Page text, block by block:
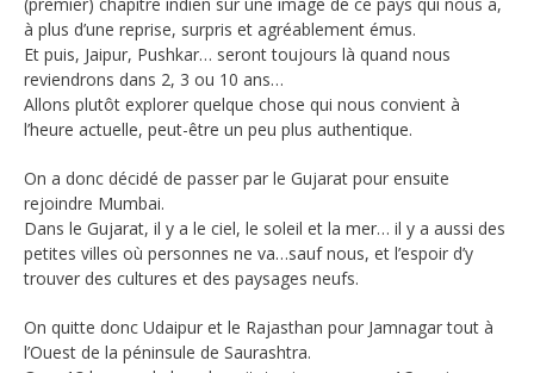
à plus d’une reprise, surpris et agréablement émus.
Et puis, Jaipur, Pushkar… seront toujours là quand nous
reviendrons dans 2, 3 ou 10 ans…
Allons plutôt explorer quelque chose qui nous convient à
l’heure actuelle, peut-être un peu plus authentique.
On a donc décidé de passer par le Gujarat pour ensuite
rejoindre Mumbai.
Dans le Gujarat, il y a le ciel, le soleil et la mer… il y a aussi des
petites villes où personnes ne va…sauf nous, et l’espoir d’y
trouver des cultures et des paysages neufs.
On quitte donc Udaipur et le Rajasthan pour Jamnagar tout à
l’Ouest de la péninsule de Saurashtra.